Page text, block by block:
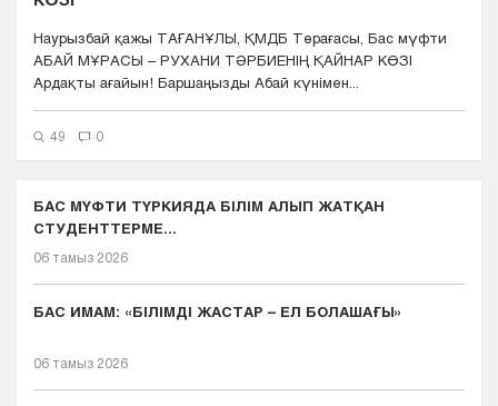
Усть-Каменогорск
Шымкент
Наурызбай қажы ТАҒАНҰЛЫ, ҚМДБ Төрағасы, Бас мүфти
АБАЙ МҰРАСЫ – РУХАНИ ТӘРБИЕНІҢ ҚАЙНАР КӨЗІ
Ардақты ағайын! Баршаңызды Абай күнімен...
49 0
БАС МҮФТИ ТҮРКИЯДА БІЛІМ АЛЫП ЖАТҚАН
СТУДЕНТТЕРМЕ...
06 тамыз 2026
БАС ИМАМ: «БІЛІМДІ ЖАСТАР – ЕЛ БОЛАШАҒЫ»
06 тамыз 2026